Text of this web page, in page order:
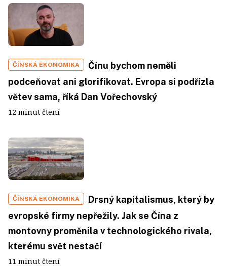
ČÍNSKÁ EKONOMIKA
Čínu bychom neměli
podceňovat ani glorifikovat. Evropa si podřízla
větev sama, říká Dan Vořechovský
12 minut čtení
ČÍNSKÁ EKONOMIKA
Drsný kapitalismus, který by
evropské firmy nepřežily. Jak se Čína z
montovny proměnila v technologického rivala,
kterému svět nestačí
11 minut čtení